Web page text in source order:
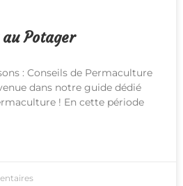
Potager
: Conseils de Permaculture
dans notre guide dédié
! En cette période